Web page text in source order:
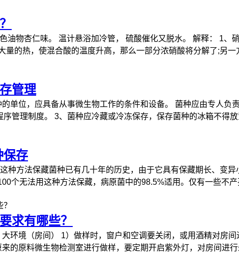
油物杏仁味。 温计悬浴加冷管， 硫酸催化又脱水。 解释： 1
量的热，使混合酸的温度升高，那么一部分浓硝酸将分解了;另
管理
单位，应具备从事微生物工作的条件和设备。 菌种应由专人
管理制度。 3、菌种应冷藏或冷冻保存，保存菌种的冰箱不得
保存
种方法保藏菌种已有几十年的历史，由于它具有保藏期长、变
个无法用这种方法保藏，病原菌中的98.5%适用。仅有一些不
求有哪些？
环境（房间） 1）做样时，窗户和空调要关闭，或用酒精对房
的原料微生物检测室进行做样，要定期开启紫外灯，对房间进